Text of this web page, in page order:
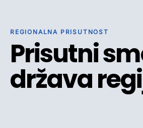
REGIONALNA PRISUTNOST
Prisutni
država